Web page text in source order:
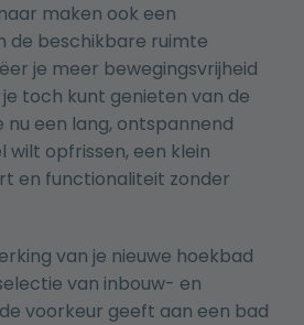
maken ook een
de beschikbare ruimte
je meer bewegingsvrijheid
toch kunt genieten van de
nu een lang, ontspannend
wilt opfrissen, een klein
en functionaliteit zonder
van je nieuwe hoekbad
van inbouw- en
de voorkeur geeft aan een bad